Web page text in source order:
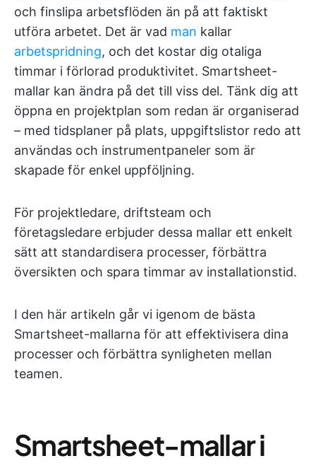
och finslipa arbetsflöden än på att faktiskt
utföra arbetet. Det är vad man kallar
arbetspridning, och det kostar dig otaliga
timmar i förlorad produktivitet. Smartsheet-
mallar kan ändra på det till viss del. Tänk dig att
öppna en projektplan som redan är organiserad
– med tidsplaner på plats, uppgiftslistor redo att
användas och instrumentpaneler som är
skapade för enkel uppföljning.
För projektledare, driftsteam och
företagsledare erbjuder dessa mallar ett enkelt
sätt att standardisera processer, förbättra
översikten och spara timmar av installationstid.
I den här artikeln går vi igenom de bästa
Smartsheet-mallarna för att effektivisera dina
processer och förbättra synligheten mellan
teamen.
Smartsheet-mallar i